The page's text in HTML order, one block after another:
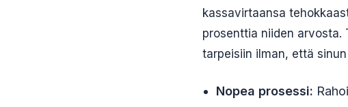
kassavirtaansa
prosenttia niiden
tarpeisiin ilman, että
Nopea prosessi: